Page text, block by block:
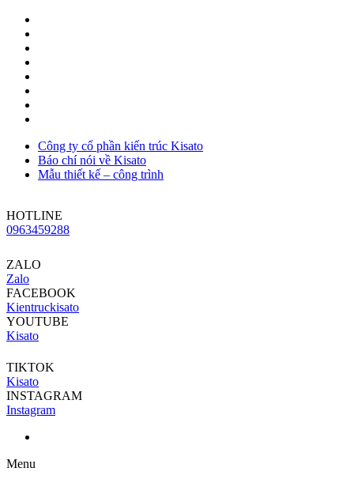
Công ty cổ phần kiến trúc Kisato
Báo chí nói về Kisato
Mẫu thiết kế – công trình
HOTLINE
0963459288
ZALO
Zalo
FACEBOOK
Kientruckisato
YOUTUBE
Kisato
TIKTOK
Kisato
INSTAGRAM
Instagram
Menu